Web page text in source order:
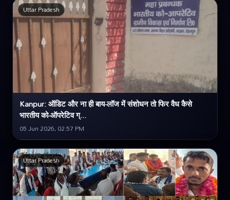
Uttar Pradesh
Kanpur: ऑडिट और ना ही बाय-लॉज में संशोधन तो फिर वैध कैसे
भारतीय को-ऑपरेटिव ग्...
05 Jun 2026, 02:57 PM
Uttar Pradesh